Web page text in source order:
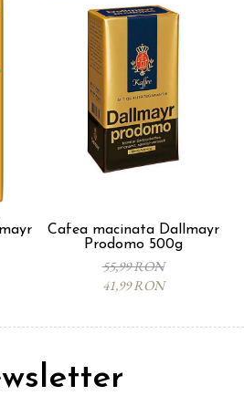
Cafea macinata Dallmayr
Prodomo 500g
55,99 RON
41,99 RON